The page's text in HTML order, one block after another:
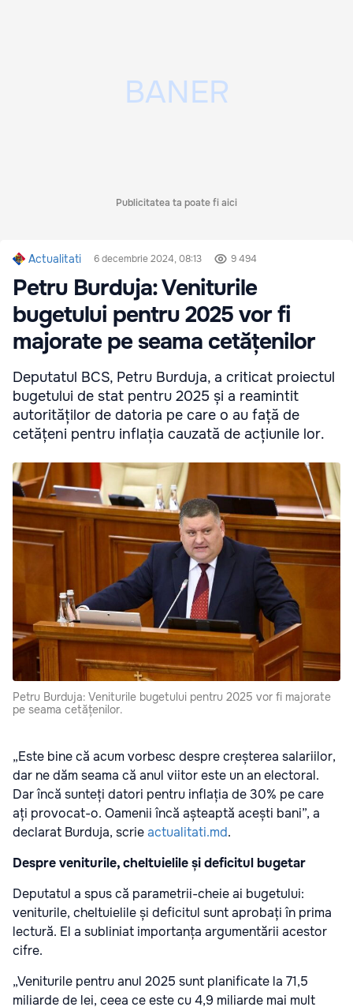
Publicitatea ta poate fi aici
Actualitati 6 decembrie 2024, 08:13 9 494
Petru Burduja: Veniturile
bugetului pentru 2025 vor fi
majorate pe seama cetățenilor
Deputatul BCS, Petru Burduja, a criticat proiectul
bugetului de stat pentru 2025 și a reamintit
autorităților de datoria pe care o au față de
cetățeni pentru inflația cauzată de acțiunile lor.
Petru Burduja: Veniturile bugetului pentru 2025 vor fi majorate
pe seama cetățenilor.
„Este bine că acum vorbesc despre creșterea salariilor,
dar ne dăm seama că anul viitor este un an electoral.
Dar încă sunteți datori pentru inflația de 30% pe care
ați provocat-o. Oamenii încă așteaptă acești bani”, a
declarat Burduja, scrieactualitati.md.
Despre veniturile, cheltuielile și deficitul bugetar
Deputatul a spus că parametrii-cheie ai bugetului:
veniturile, cheltuielile și deficitul sunt aprobați în prima
lectură. El a subliniat importanța argumentării acestor
cifre.
„Veniturile pentru anul 2025 sunt planificate la 71,5
miliarde de lei, ceea ce este cu 4,9 miliarde mai mult